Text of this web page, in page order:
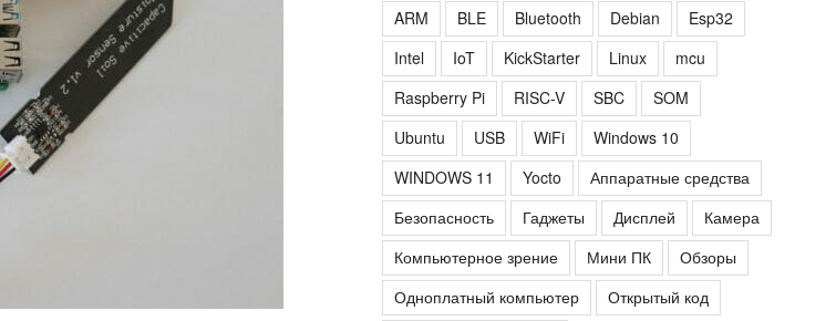
ARM
BLE Bluetooth Debian
Esp32
Intel
IoT KickStarter Linux
mcu
Raspberry Pi
RISC-V SBC
SOM
Ubuntu
USB WiFi
Windows 10
WINDOWS 11
Yocto
Аппаратные средства
Безопасность
Гаджеты Дисплей
Камера
Компьютерное зрение
Мини ПК
Обзоры
Одноплатный компьютер
Открытый код